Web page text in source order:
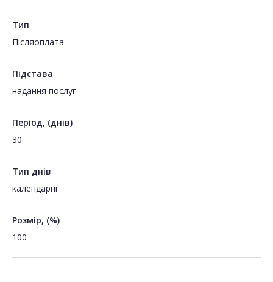
Тип
Пiсляоплата
Підстава
надання послуг
Період, (днів)
30
Тип днів
календарні
Розмір, (%)
100